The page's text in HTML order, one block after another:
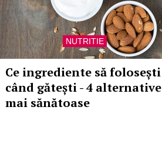
NUTRITIE
Ce ingrediente să folosești
când gătești - 4 alternative
mai sănătoase